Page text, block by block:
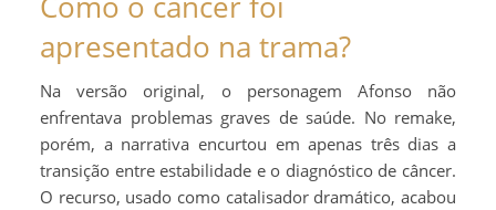
apresentado na trama?
Na versão original, o personagem Afonso não
enfrentava problemas graves de saúde. No remake,
porém, a narrativa encurtou em apenas três dias a
transição entre estabilidade e o diagnóstico de câncer.
O recurso, usado como catalisador dramático, acabou